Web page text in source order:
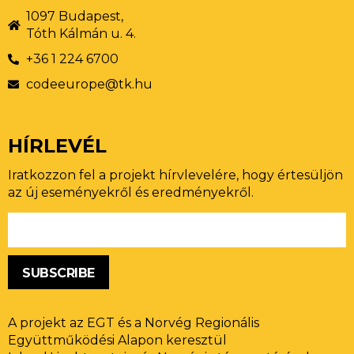
1097 Budapest,
Tóth Kálmán u. 4.
+36 1 224 6700
codeeurope@tk.hu
HÍRLEVÉL
Iratkozzon fel a projekt hírvlevelére, hogy értesüljön
az új eseményekről és eredményekről.
SUBSCRIBE
A projekt az EGT és a Norvég Regionális
Együttműködési Alapon keresztül